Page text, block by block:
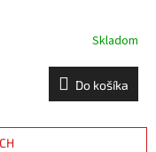
Skladom
Do košíka